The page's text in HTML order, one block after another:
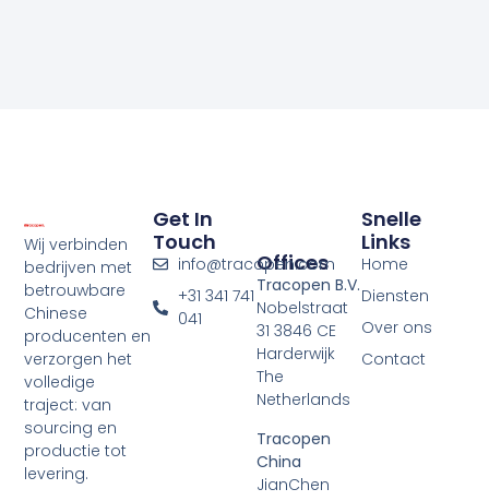
Wij verbinden
bedrijven met
betrouwbare
Chinese
producenten en
verzorgen het
volledige
traject: van
sourcing en
productie tot
levering.
Snelle
Links
Home
Diensten
Over ons
Contact
Offices
Tracopen B.V.
Nobelstraat
31 3846 CE
Harderwijk
The
Netherlands
Tracopen
China
JianChen
Get In
Touch
info@tracopen.com
+31 341 741
041